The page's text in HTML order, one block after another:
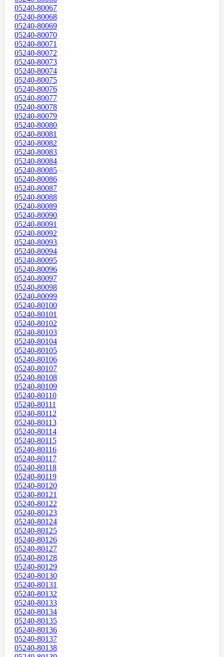
05240-80067
05240-80068
05240-80069
05240-80070
05240-80071
05240-80072
05240-80073
05240-80074
05240-80075
05240-80076
05240-80077
05240-80078
05240-80079
05240-80080
05240-80081
05240-80082
05240-80083
05240-80084
05240-80085
05240-80086
05240-80087
05240-80088
05240-80089
05240-80090
05240-80091
05240-80092
05240-80093
05240-80094
05240-80095
05240-80096
05240-80097
05240-80098
05240-80099
05240-80100
05240-80101
05240-80102
05240-80103
05240-80104
05240-80105
05240-80106
05240-80107
05240-80108
05240-80109
05240-80110
05240-80111
05240-80112
05240-80113
05240-80114
05240-80115
05240-80116
05240-80117
05240-80118
05240-80119
05240-80120
05240-80121
05240-80122
05240-80123
05240-80124
05240-80125
05240-80126
05240-80127
05240-80128
05240-80129
05240-80130
05240-80131
05240-80132
05240-80133
05240-80134
05240-80135
05240-80136
05240-80137
05240-80138